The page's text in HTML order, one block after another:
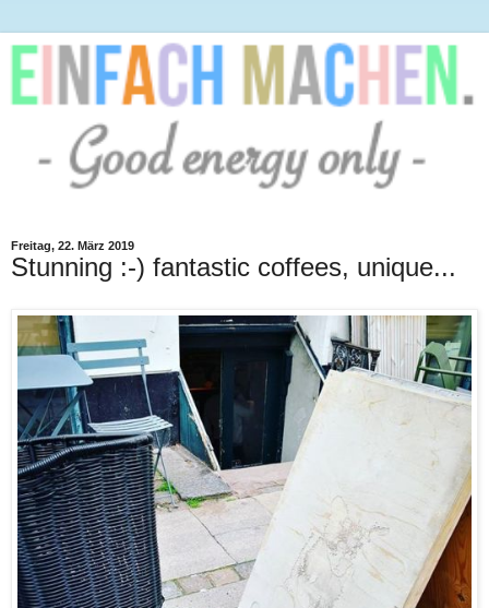
Freitag, 22. März 2019
Stunning :-) fantastic coffees, unique...